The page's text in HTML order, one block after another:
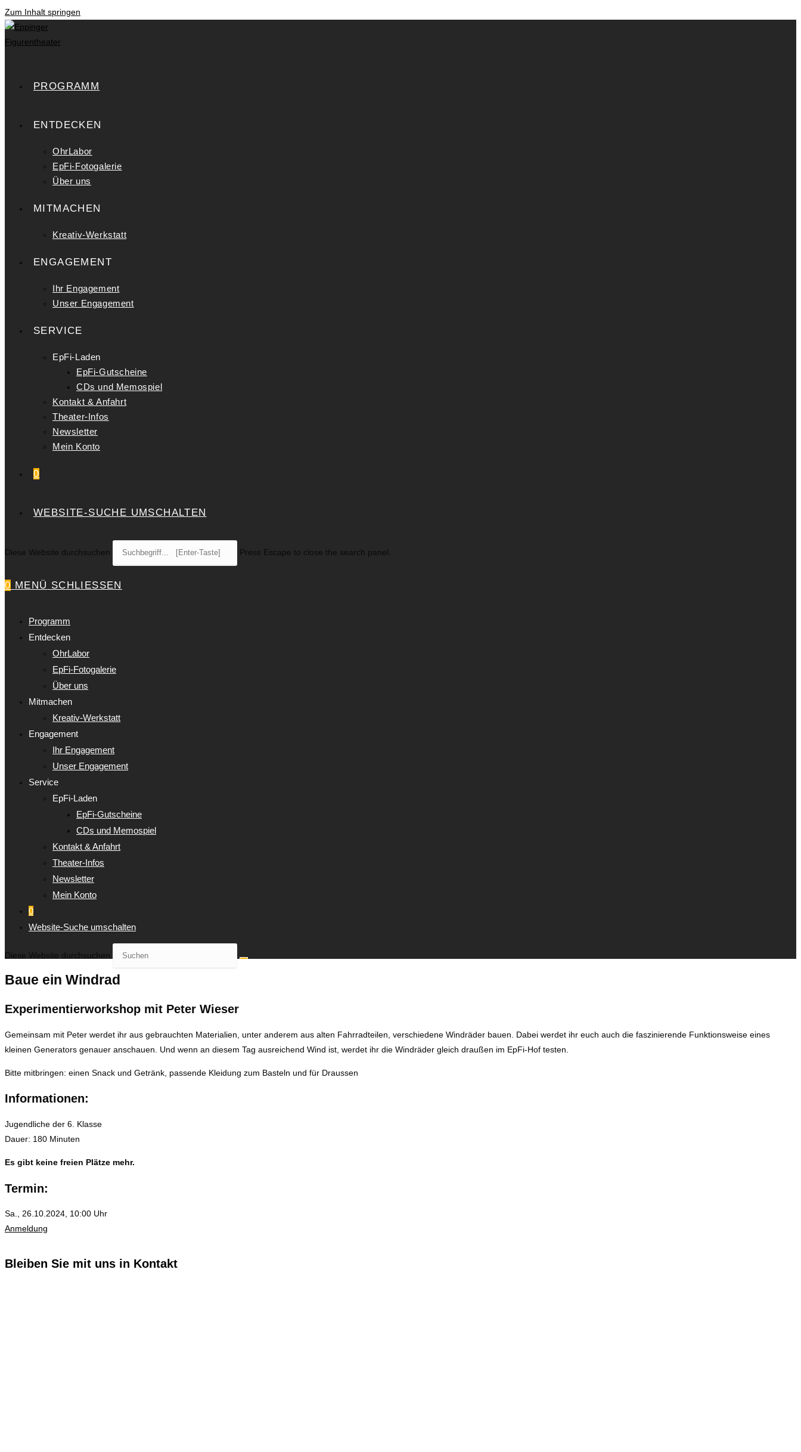
Zum Inhalt springen
PROGRAMM
ENTDECKEN
OhrLabor
EpFi-Fotogalerie
Über uns
MITMACHEN
Kreativ-Werkstatt
ENGAGEMENT
Ihr Engagement
Unser Engagement
SERVICE
EpFi-Laden
EpFi-Gutscheine
CDs und Memospiel
Kontakt & Anfahrt
Theater-Infos
Newsletter
Mein Konto
0
WEBSITE-SUCHE UMSCHALTEN
Diese Website durchsuchen Press Escape to close the search panel.
0 MENÜ SCHLIESSEN
Programm
Entdecken
OhrLabor
EpFi-Fotogalerie
Über uns
Mitmachen
Kreativ-Werkstatt
Engagement
Ihr Engagement
Unser Engagement
Service
EpFi-Laden
EpFi-Gutscheine
CDs und Memospiel
Kontakt & Anfahrt
Theater-Infos
Newsletter
Mein Konto
0
Website-Suche umschalten
Diese Website durchsuchen
Baue ein Windrad
Experimentierworkshop mit Peter Wieser
Gemeinsam mit Peter werdet ihr aus gebrauchten Materialien, unter anderem aus alten Fahrradteilen, verschiedene Windräder bauen. Dabei werdet ihr euch auch die faszinierende Funktionsweise eines
kleinen Generators genauer anschauen. Und wenn an diesem Tag ausreichend Wind ist, werdet ihr die Windräder gleich draußen im EpFi-Hof testen.
Bitte mitbringen: einen Snack und Getränk, passende Kleidung zum Basteln und für Draussen
Informationen:
Jugendliche der 6. Klasse
Dauer: 180 Minuten
Es gibt keine freien Plätze mehr.
Termin:
Sa., 26.10.2024, 10:00 Uhr
Anmeldung
Bleiben Sie mit uns in Kontakt